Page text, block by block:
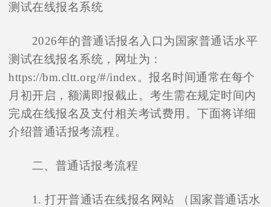
测试在线报名系统
2026年的普通话报名入口为国家普通话水平
测试在线报名系统，网址为：
https://bm.cltt.org/#/index。报名时间通常在每个
月初开启，额满即报截止。考生需在规定时间内
完成在线报名及支付相关考试费用。下面将详细
介绍普通话报考流程。
二、普通话报考流程
1. 打开普通话在线报名网站 （国家普通话水